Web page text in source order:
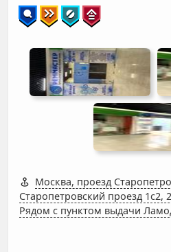
Москва, проезд
Старопетровский проезд 1с2,
Рядом с пунктом выдачи